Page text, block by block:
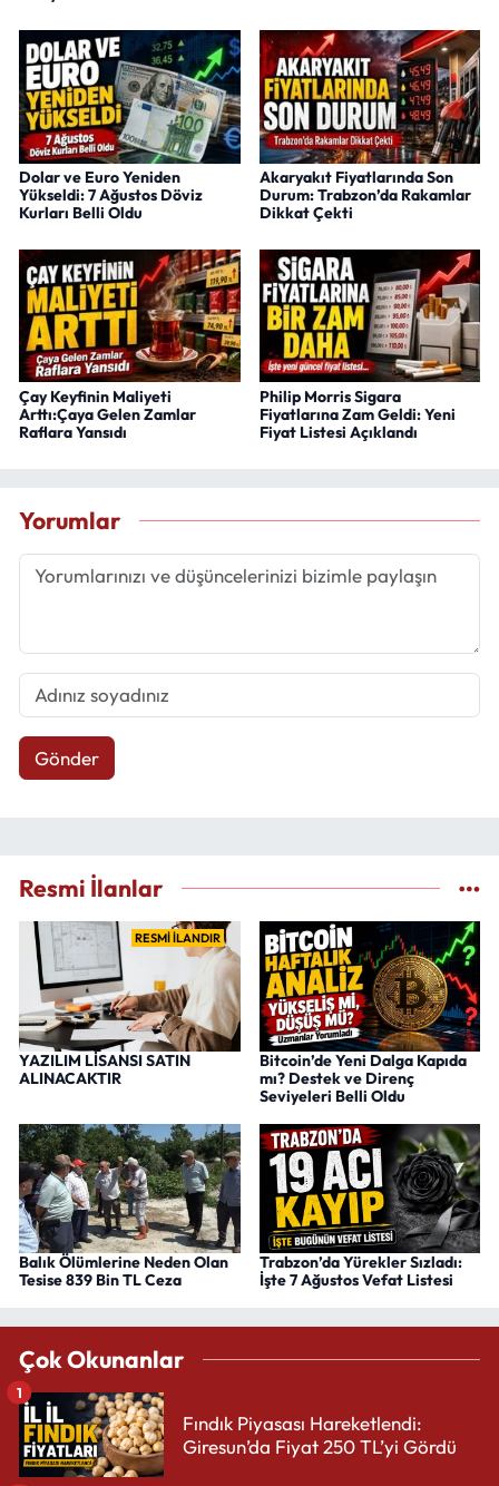
Dolar ve Euro Yeniden
Yükseldi: 7 Ağustos Döviz
Kurları Belli Oldu
Akaryakıt Fiyatlarında Son
Durum: Trabzon’da Rakamlar
Dikkat Çekti
Çay Keyfinin Maliyeti
Arttı:Çaya Gelen Zamlar
Raflara Yansıdı
Philip Morris Sigara
Fiyatlarına Zam Geldi: Yeni
Fiyat Listesi Açıklandı
Yorumlar
Gönder
Resmi İlanlar
RESMİ İLANDIR
YAZILIM LİSANSI SATIN
ALINACAKTIR
Bitcoin’de Yeni Dalga Kapıda
mı? Destek ve Direnç
Seviyeleri Belli Oldu
Balık Ölümlerine Neden Olan
Tesise 839 Bin TL Ceza
Trabzon’da Yürekler Sızladı:
İşte 7 Ağustos Vefat Listesi
Çok Okunanlar
Fındık Piyasası Hareketlendi:
Giresun’da Fiyat 250 TL’yi Gördü
1